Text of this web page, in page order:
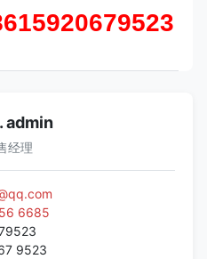
admin
经理
6685
9523